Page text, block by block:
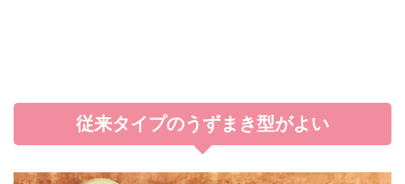
従来タイプのうずまき型がよい